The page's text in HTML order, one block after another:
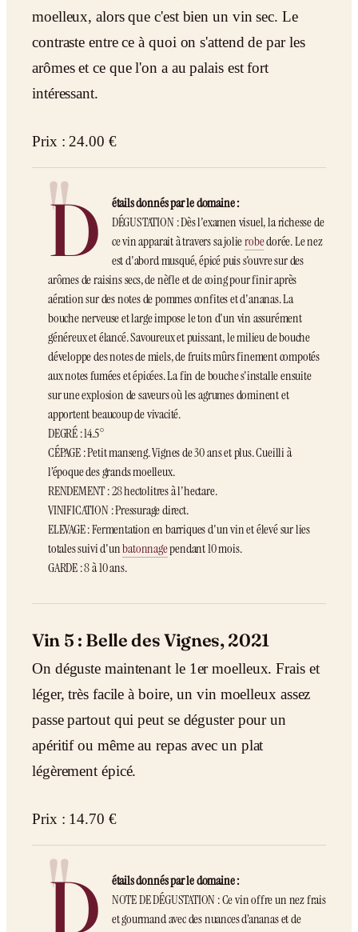
moelleux, alors que c'est bien un vin sec. Le
contraste entre ce à quoi on s'attend de par les
arômes et ce que l'on a au palais est fort
intéressant.
Prix : 24.00 €
D
étails donnés par le domaine :
DÉGUSTATION : Dès l'examen visuel, la richesse de
ce vin apparait à travers sa jolierobedorée. Le nez
est d'abord musqué, épicé puis s'ouvre sur des
arômes de raisins secs, de nèfle et de coing pour finir après
aération sur des notes de pommes confites et d'ananas. La
bouche nerveuse et large impose le ton d'un vin assurément
généreux et élancé. Savoureux et puissant, le milieu de bouche
développe des notes de miels, de fruits mûrs finement compotés
aux notes fumées et épicées. La fin de bouche s'installe ensuite
sur une explosion de saveurs où les agrumes dominent et
apportent beaucoup de vivacité.
DEGRÉ : 14.5°
CÉPAGE : Petit manseng. Vignes de 30 ans et plus. Cueilli à
l’époque des grands moelleux.
RENDEMENT : 28 hectolitres à l'hectare.
VINIFICATION : Pressurage direct.
ELEVAGE : Fermentation en barriques d'un vin et élevé sur lies
totales suivi d'unbatonnagependant 10 mois.
GARDE : 8 à 10 ans.
Vin 5 : Belle des Vignes, 2021
On déguste maintenant le 1er moelleux. Frais et
léger, très facile à boire, un vin moelleux assez
passe partout qui peut se déguster pour un
apéritif ou même au repas avec un plat
légèrement épicé.
Prix : 14.70 €
D
étails donnés par le domaine :
NOTE DE DÉGUSTATION : Ce vin offre un nez frais
et gourmand avec des nuances d’ananas et de